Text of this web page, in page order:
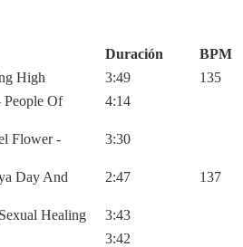
Duración
BPM
High
3:49
135
People Of
4:14
Flower -
3:30
Day And
2:47 137
Healing
3:43
3:42